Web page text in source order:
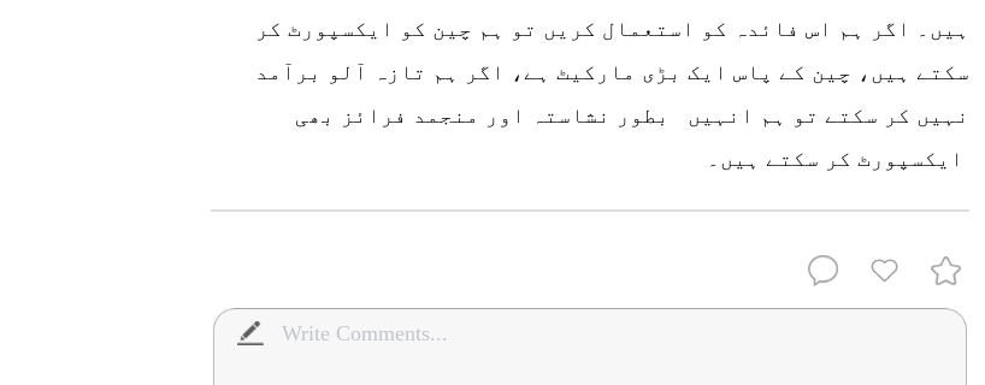
ہیں۔ اگر ہم اس فائدہ کو استعمال کریں تو ہم چین کو ایکسپورٹ کر
سکتے ہیں، چین کے پاس ایک بڑی مارکیٹ ہے، اگر ہم تازہ آلو برآمد
نہیں کر سکتے تو ہم انہیں بطور نشاستہ اور منجمد فرائز بھی
ایکسپورٹ کر سکتے ہیں۔